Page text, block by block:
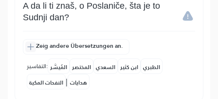
A da li ti znaš, o Poslaniče, šta je to
Sudnji dan?
Zeig andere Übersetzungen an.
التفاسير: المُيسَّر المختصر السعدي ابن كثير الطبري
النفحات المكية | هدايات